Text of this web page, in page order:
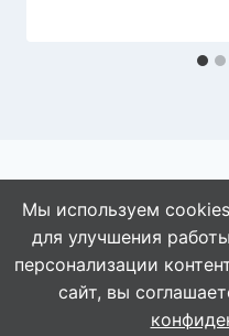
©
Мы используем
для улучшения
персонализации
сайт, вы